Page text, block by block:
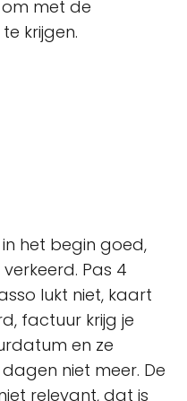
met de
krijgen.
in het begin goed,
Pas 4
lukt niet, kaart
factuur krijg je
en ze
niet meer. De
relevant, dat is